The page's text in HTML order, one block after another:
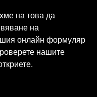
на това да
на
онлайн формуляр
нашите